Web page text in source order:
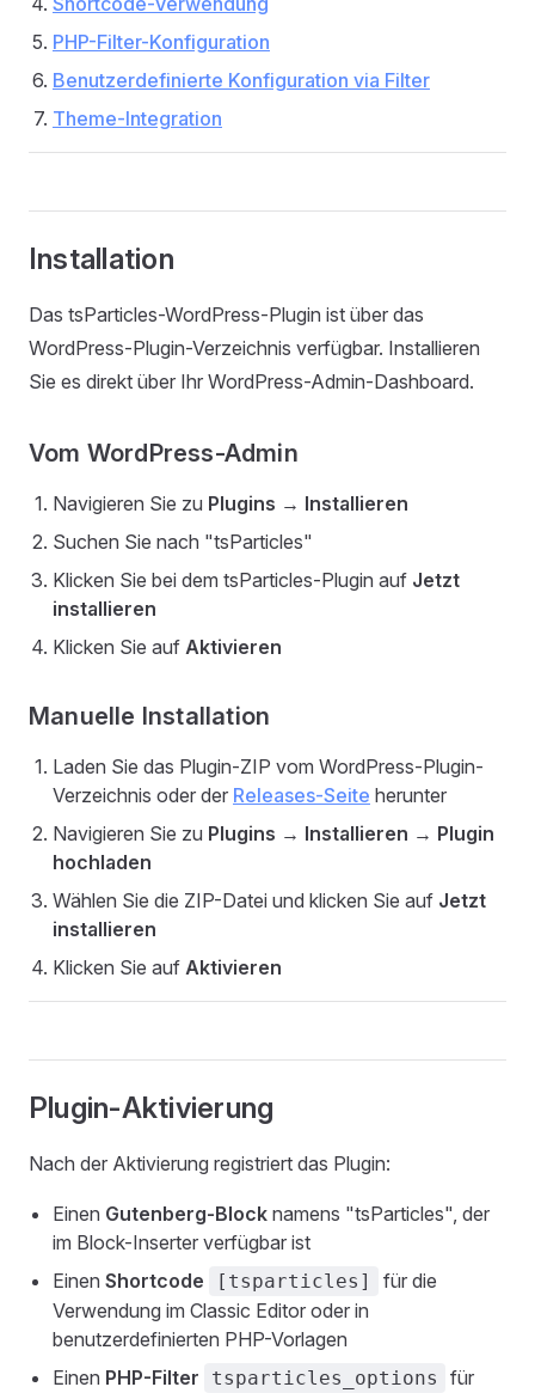
PHP-Filter-Konfiguration
Benutzerdefinierte Konfiguration via Filter
Theme-Integration
Installation
Das tsParticles-WordPress-Plugin ist über das
WordPress-Plugin-Verzeichnis verfügbar. Installieren
Sie es direkt über Ihr WordPress-Admin-Dashboard.
Vom WordPress-Admin
Navigieren Sie zu Plugins → Installieren
Suchen Sie nach "tsParticles"
Klicken Sie bei dem tsParticles-Plugin auf Jetzt
installieren
Klicken Sie auf Aktivieren
Manuelle Installation
Laden Sie das Plugin-ZIP vom WordPress-Plugin-
Verzeichnis oder der Releases-Seite herunter
Navigieren Sie zu Plugins → Installieren → Plugin
hochladen
Wählen Sie die ZIP-Datei und klicken Sie auf Jetzt
installieren
Klicken Sie auf Aktivieren
Plugin-Aktivierung
Nach der Aktivierung registriert das Plugin:
Einen Gutenberg-Block namens "tsParticles", der
im Block-Inserter verfügbar ist
Einen Shortcode [tsparticles]
für die
Verwendung im Classic Editor oder in
benutzerdefinierten PHP-Vorlagen
Einen PHP-Filter tsparticles_options
für